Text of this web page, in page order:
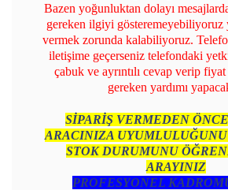
Bazen yoğunluktan dolayı
gereken ilgiyi gösteremeyebiliyoruz
vermek zorunda kalabiliyoruz.
iletişime geçerseniz telefondaki
çabuk ve ayrıntılı cevap verip
gereken yardımı
SİPARİŞ VERMEDEN
ARACINIZA
STOK DURUMUNU
ARAYINIZ
PROFESYONEL